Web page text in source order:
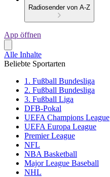
Radiosender von A-Z
App öffnen
Alle Inhalte
Beliebte Sportarten
1. Fußball Bundesliga
2. Fußball Bundesliga
3. Fußball Liga
DFB-Pokal
UEFA Champions League
UEFA Europa League
Premier League
NFL
NBA Basketball
Major League Baseball
NHL